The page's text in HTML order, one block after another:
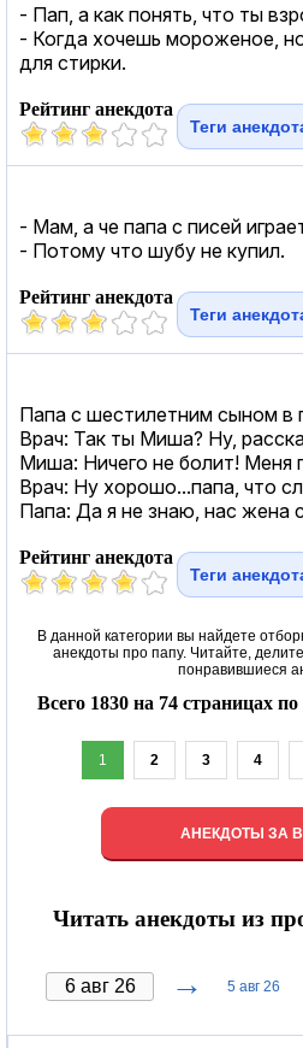
- Пап, а как понять, что ты
- Когда хочешь мороженое,
для стирки.
Рейтинг анекдота
Теги
- Мам, а че папа с писей
- Потому что шубу не купил.
Рейтинг анекдота
Теги
Папа с шестилетним сыном в
Врач: Так ты Миша? Ну,
Миша: Ничего не болит! Меня
Врач: Ну хорошо...папа, что
Папа: Да я не знаю, нас жена
Рейтинг анекдота
Теги
В данной категории вы найдете
анекдоты про папу. Читайте,
понравившиеся
Всего 1830 на 74 страницах
1 2 3 4
АНЕКДОТЫ ЗА
Читать анекдоты из
→ 5 авг 26